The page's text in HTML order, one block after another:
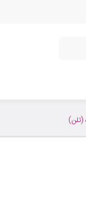
(تلن)